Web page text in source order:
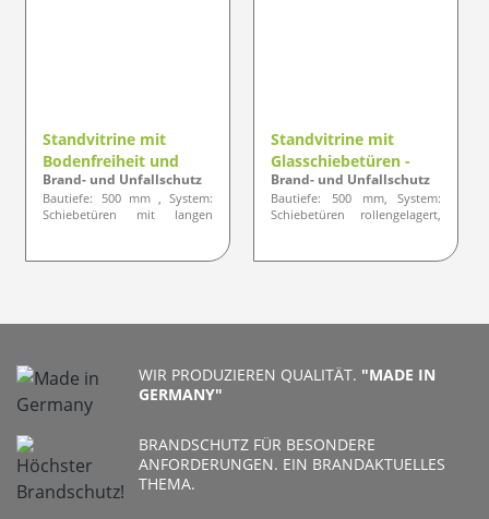
Standvitrine mit
Bodenfreiheit und
Schiebetüren -
Designlinie ELEGANZ
Brand- und Unfallschutz
Bautiefe: 500 mm , System:
Schiebetüren mit langen
Standvitrine mit
Glasschiebetüren -
Standardlinie KLASSIK
Brand- und Unfallschutz
Bautiefe: 500 mm, System:
Schiebetüren rollengelagert,
WIR PRODUZIEREN QUALITÄT. "MADE IN
GERMANY"
BRANDSCHUTZ FÜR BESONDERE
ANFORDERUNGEN. EIN BRANDAKTUELLES
THEMA.